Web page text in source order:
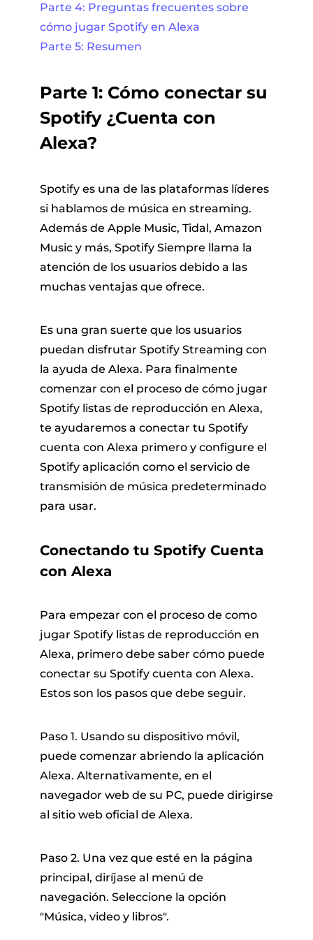
Parte 4: Preguntas frecuentes sobre
cómo jugar Spotify en Alexa
Parte 5: Resumen
Parte 1: Cómo conectar su
Spotify ¿Cuenta con
Alexa?
Spotify es una de las plataformas líderes
si hablamos de música en streaming.
Además de Apple Music, Tidal, Amazon
Music y más, Spotify Siempre llama la
atención de los usuarios debido a las
muchas ventajas que ofrece.
Es una gran suerte que los usuarios
puedan disfrutar Spotify Streaming con
la ayuda de Alexa. Para finalmente
comenzar con el proceso de cómo jugar
Spotify listas de reproducción en Alexa,
te ayudaremos a conectar tu Spotify
cuenta con Alexa primero y configure el
Spotify aplicación como el servicio de
transmisión de música predeterminado
para usar.
Conectando tu Spotify Cuenta
con Alexa
Para empezar con el proceso de como
jugar Spotify listas de reproducción en
Alexa, primero debe saber cómo puede
conectar su Spotify cuenta con Alexa.
Estos son los pasos que debe seguir.
Paso 1. Usando su dispositivo móvil,
puede comenzar abriendo la aplicación
Alexa. Alternativamente, en el
navegador web de su PC, puede dirigirse
al sitio web oficial de Alexa.
Paso 2. Una vez que esté en la página
principal, diríjase al menú de
navegación. Seleccione la opción
"Música, video y libros".